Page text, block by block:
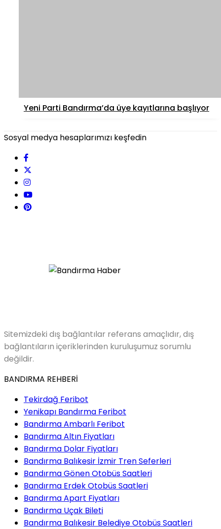
Yeni Parti Bandırma’da üye kayıtlarına başlıyor
Sosyal medya hesaplarımızı keşfedin
Sitemizdeki dış bağlantılar referans amaçlıdır, dış
bağlantıların içeriklerinden kuruluşumuz sorumlu
değildir.
BANDIRMA REHBERİ
Tekirdağ Feribot
Yenikapı Bandırma Feribot
Bandırma Ambarlı Feribot
Bandırma Altın Fiyatları
Bandırma Dolar Fiyatları
Bandırma Balıkesir İzmir Tren Seferleri
Bandırma Gönen Otobüs Saatleri
Bandırma Erdek Otobüs Saatleri
Bandırma Apart Fiyatları
Bandırma Uçak Bileti
Bandırma Balıkesir Belediye Otobüs Saatleri